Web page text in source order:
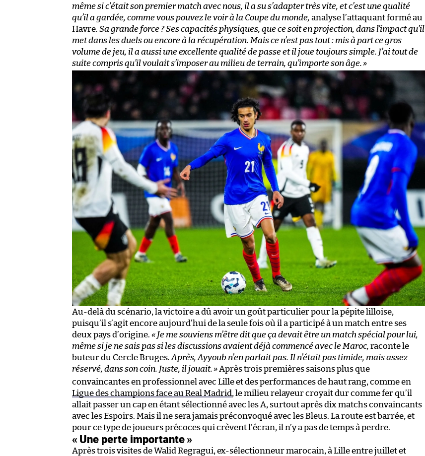
même si c’était son premier match avec nous, il a su s’adapter très vite, et c’est une qualité
qu’il a gardée, comme vous pouvez le voir à la Coupe du monde, analyse l’attaquant formé au
Havre. Sa grande force ? Ses capacités physiques, que ce soit en projection, dans l’impact qu’il
met dans les duels ou encore à la récupération. Mais ce n’est pas tout : mis à part ce gros
volume de jeu, il a aussi une excellente qualité de passe et il joue toujours simple. J’ai tout de
suite compris qu’il voulait s’imposer au milieu de terrain, qu’importe son âge.»
Au-delà du scénario, la victoire a dû avoir un goût particulier pour la pépite lilloise,
puisqu’il s’agit encore aujourd’hui de la seule fois où il a participé à un match entre ses
deux pays d’origine. « Je me souviens m’être dit que ça devait être un match spécial pour lui,
même si je ne sais pas si les discussions avaient déjà commencé avec le Maroc, raconte le
buteur du Cercle Bruges. Après, Ayyoub n’en parlait pas. Il n’était pas timide, mais assez
réservé, dans son coin. Juste, il jouait.»Après trois premières saisons plus que
convaincantes en professionnel avec Lille et des performances de haut rang, comme en
Ligue des champions face au Real Madrid , le milieu relayeur croyait dur comme fer qu’il
allait passer un cap en étant sélectionné avec les A, surtout après dix matchs convaincants
avec les Espoirs. Mais il ne sera jamais préconvoqué avec les Bleus. La route est barrée, et
pour ce type de joueurs précoces qui crèvent l’écran, il n’y a pas de temps à perdre.
« Une perte importante »
Après trois visites de Walid Regragui, ex-sélectionneur marocain, à Lille entre juillet et